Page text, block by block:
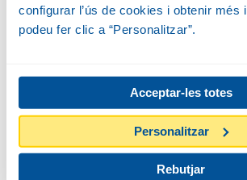
configurar l’ús de cookies i obtenir més
podeu fer clic a “Personalitzar”.
Acceptar-les totes
Personalitzar
Rebutjar
INSCRIPCIONS
Què
Prepara’t per convertir-te en un